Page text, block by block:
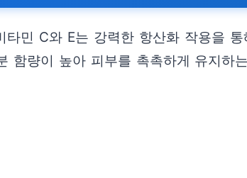
민 C와 E는 강력한 항산화 작용을
량이 높아 피부를 촉촉하게 유지하